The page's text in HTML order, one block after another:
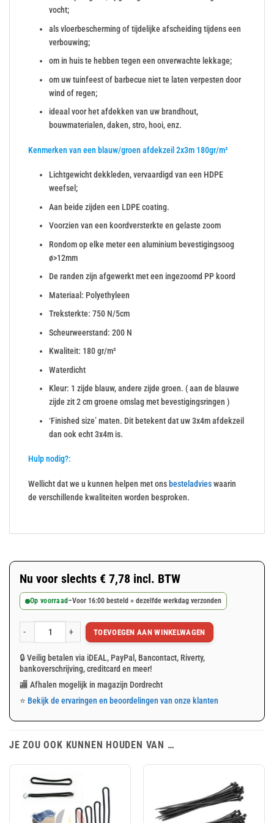
vocht;
als vloerbescherming of tijdelijke afscheiding tijdens een
verbouwing;
om in huis te hebben tegen een onverwachte lekkage;
om uw tuinfeest of barbecue niet te laten verpesten door
wind of regen;
ideaal voor het afdekken van uw brandhout,
bouwmaterialen, daken, stro, hooi, enz.
Kenmerken van een blauw/groen afdekzeil 2x3m 180gr/m²
Lichtgewicht dekkleden, vervaardigd van een HDPE
weefsel;
Aan beide zijden een LDPE coating.
Voorzien van een koordversterkte en gelaste zoom
Rondom op elke meter een aluminium bevestigingsoog
ø>12mm
De randen zijn afgewerkt met een ingezoomd PP koord
Materiaal: Polyethyleen
Treksterkte: 750 N/5cm
Scheurweerstand: 200 N
Kwaliteit: 180 gr/m²
Waterdicht
Kleur: 1 zijde blauw, andere zijde groen. ( aan de blauwe
zijde zit 2 cm groene omslag met bevestigingsringen )
‘Finished size’ maten. Dit betekent dat uw 3x4m afdekzeil
dan ook echt 3x4m is.
Hulp nodig?:
Wellicht dat we u kunnen helpen met ons besteladvieswaarin
de verschillende kwaliteiten worden besproken.
Nu voor slechts € 7,78 incl. BTW
Op voorraad –Voor 16:00 besteld = dezelfde werkdag verzonden
Blauw/groen afdekzeil 2x3m 180gr/m² aantal
TOEVOEGEN AAN WINKELWAGEN
🔒 Veilig betalen via iDEAL, PayPal, Bancontact, Riverty,
bankoverschrijving, creditcard en meer!
🏬 Afhalen mogelijk in magazijn Dordrecht
⭐ Bekijk de ervaringen en beoordelingen van onze klanten
JE ZOU OOK KUNNEN HOUDEN VAN …